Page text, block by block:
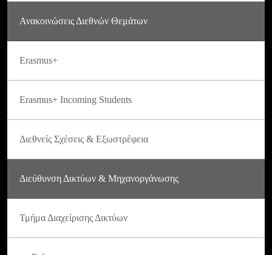
Ανακοινώσεις Διεθνών Θεμάτων
Erasmus+
Erasmus+ Incoming Students
Διεθνείς Σχέσεις & Εξωστρέφεια
Διεύθυνση Δικτύων & Μηχανοργάνωσης
Τμήμα Διαχείρισης Δικτύων